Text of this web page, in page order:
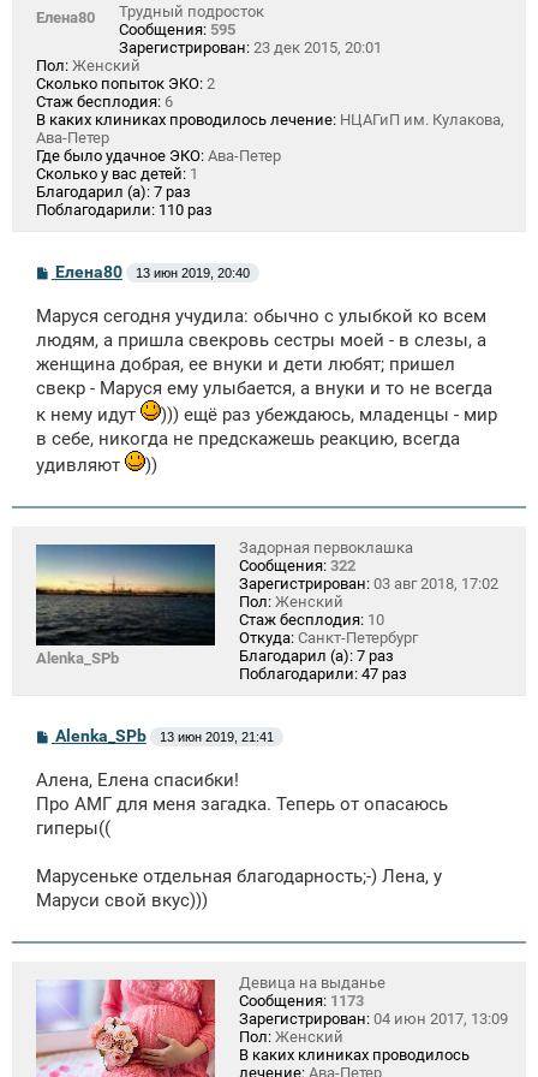
Елена80
Трудный подросток
Сообщения: 595
Зарегистрирован: 23 дек 2015, 20:01
Пол: Женский
Сколько попыток ЭКО: 2
Стаж бесплодия: 6
В каких клиниках проводилось лечение: НЦАГиП им. Кулакова,
Ава-Петер
Где было удачное ЭКО: Ава-Петер
Сколько у вас детей: 1
Благодарил (а): 7 раз
Поблагодарили: 110 раз
С
о
б
щ
н
и
Елена80 13 июн 2019, 20:40
Маруся сегодня учудила: обычно с улыбкой ко всем
людям, а пришла свекровь сестры моей - в слезы, а
женщина добрая, ее внуки и дети любят; пришел
свекр - Маруся ему улыбается, а внуки и то не всегда
к нему идут
))) ещё раз убеждаюсь, младенцы - мир
в себе, никогда не предскажешь реакцию, всегда
удивляют
))
Alenka_SPb
Задорная первоклашка
Сообщения: 322
Зарегистрирован: 03 авг 2018, 17:02
Пол: Женский
Стаж бесплодия: 10
Откуда: Санкт-Петербург
Благодарил (а): 7 раз
Поблагодарили: 47 раз
С
о
б
щ
е
н
е
Alenka_SPb 13 июн 2019, 21:41
Алена, Елена спасибки!
Про АМГ для меня загадка. Теперь от опасаюсь
гиперы((
Марусеньке отдельная благодарность;-) Лена, у
Маруси свой вкус)))
Девица на выданье
Сообщения: 1173
Зарегистрирован: 04 июн 2017, 13:09
Пол: Женский
В каких клиниках проводилось
лечение: Ава-Петер